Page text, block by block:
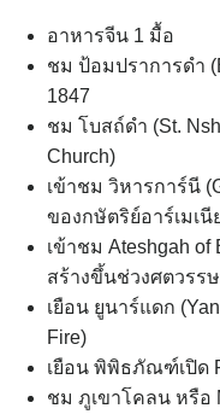
อาหารจีน 1 มื้อ
ชม ป้อมปราการดำ
1847
ชม โบสถ์ดำ (St.
Church)
เข้าชม วิหารการ์นี
ของกษัตริย์อาร์เมเ
เข้าชม Ateshgah of
สร้างขึ้นช่วงศตวรร
เยือน ยูนาร์แดก
Fire)
เยือน พิพิธภัณฑ์เปิด
ชม ภูเขาโคลน หรือ